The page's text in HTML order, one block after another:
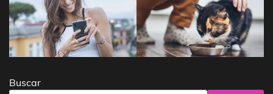
Buscar